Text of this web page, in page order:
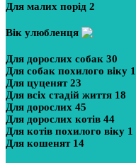
Для малих порід 2
Вік улюбленця
Для дорослих собак 30
Для собак похилого віку 1
Для цуценят23
Для всіх стадій життя 18
Для дорослих 45
Для дорослих котів 44
Для котів похилого віку 1
Для кошенят 14